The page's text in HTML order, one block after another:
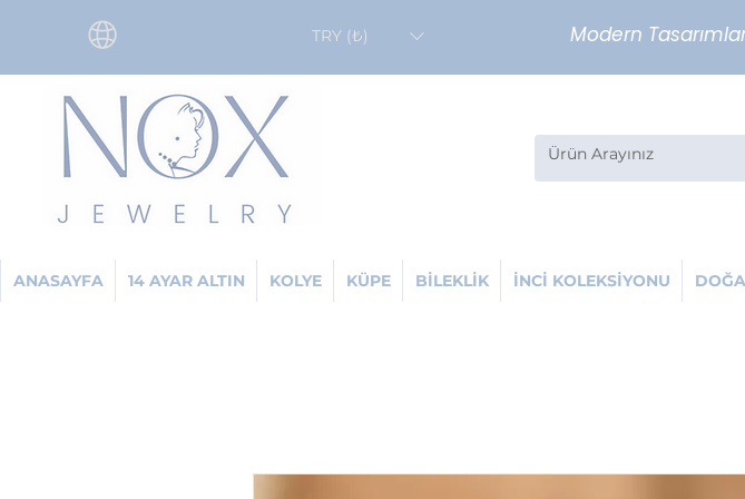
TRY (₺) Modern
ANASAYFA 14 AYAR ALTIN KOLYE KÜPE BİLEKLİK İNCİ KOLEKSİYONU